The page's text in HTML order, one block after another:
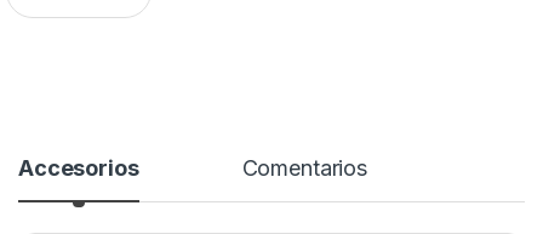
Accesorios Comentarios